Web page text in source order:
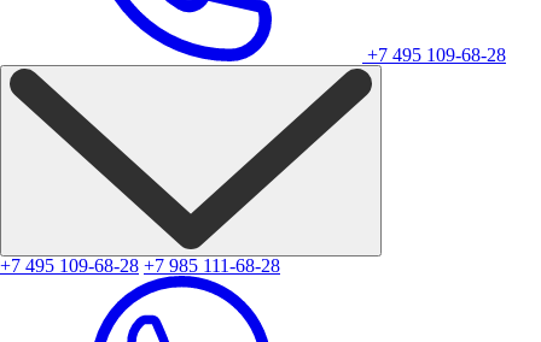
+7 495 109-68-28
+7 495 109-68-28 +7 985 111-68-28